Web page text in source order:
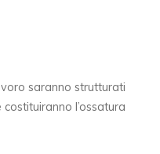
saranno strutturati
costituiranno l’ossatura